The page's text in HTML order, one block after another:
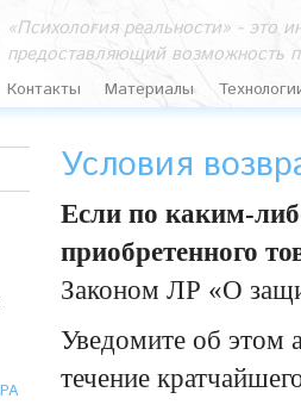
«Психология реальности» - это
предоставляющий возможность
Контакты Материалы
Условия
Если по каким-
приобретенного
Законом ЛР «О
Уведомите об этом
течение